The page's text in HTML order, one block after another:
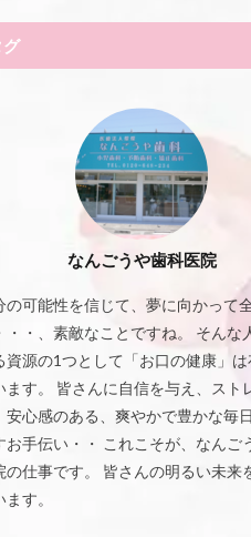
グ
なんごうや歯科医院
の可能性を信じて、夢に向かって
・・、素敵なことですね。 そんな
資源の1つとして「お口の健康」は
ます。 皆さんに自信を与え、スト
安心感のある、爽やかで豊かな毎
お手伝い・・ これこそが、なんご
の仕事です。 皆さんの明るい未来
ます。